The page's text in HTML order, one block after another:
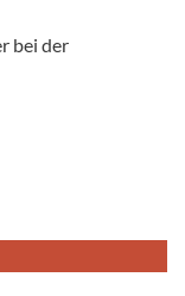
bei der